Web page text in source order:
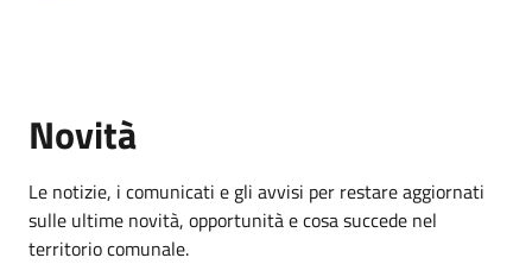
Novità
Le notizie, i comunicati e gli avvisi per restare aggiornati
sulle ultime novità, opportunità e cosa succede nel
territorio comunale.